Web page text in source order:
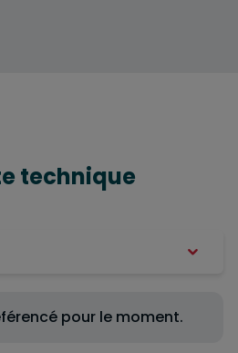
technique
pour le moment.